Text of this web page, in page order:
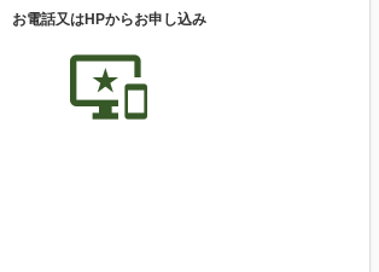
お電話又はHPからお申し込み
important_devices